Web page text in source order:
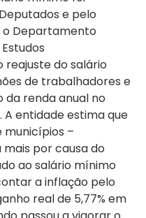
e pelo
o Departamento
reajuste do salário
de trabalhadores e
renda anual no
A entidade estima que
municípios –
por causa do
ao salário mínimo
a inflação pelo
real de 5,77% em